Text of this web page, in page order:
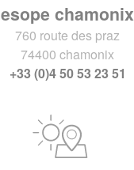
esope chamonix
760 route des praz
74400 chamonix
+33 (0)4 50 53 23 51